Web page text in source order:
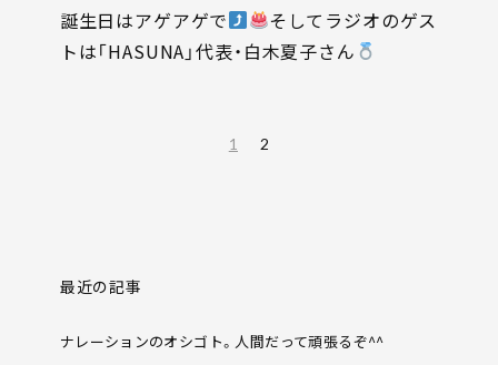
誕生日はアゲアゲで
そしてラジオのゲス
トは「HASUNA」代表・白木夏子さん
1 2
最近の記事
ナレーションのオシゴト。人間だって頑張るぞ^^